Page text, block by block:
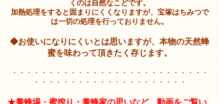
くのは自然なこどです。
加熱処理をすると固まりにくくなりますが、宝塚はちみつで
は一切の処理を行っておりません。
◆お使いになりにくいとは思いますが、本物の天然蜂
蜜を味わって頂きたく存じます。
・・・・・・・・・・・・・・・・・・・・・・・・・・・
・・・・・・・・・・・・・・・・・・・・・